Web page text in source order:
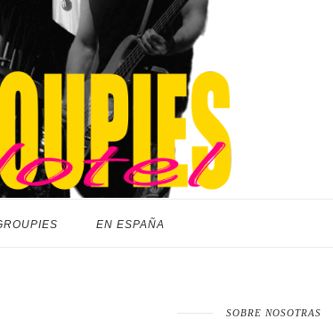
EN ESPAÑA
SOBRE NOSOTRAS